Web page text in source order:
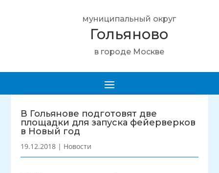
муниципальный округ
Гольяново
в городе Москве
В Гольянове подготовят две
площадки для запуска фейерверков
в Новый год
19.12.2018 | Новости